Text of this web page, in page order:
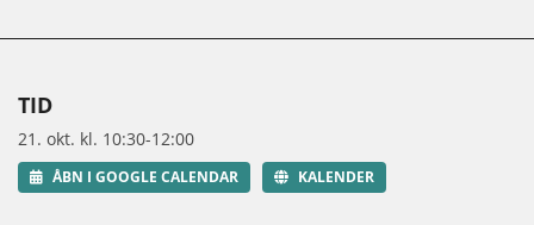
TID
21. okt. kl. 10:30-12:00
ÅBN I GOOGLE CALENDAR KALENDER